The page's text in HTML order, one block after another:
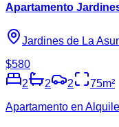
Apartamento
Jardines de La
$580
2
2 2 75m²
Apartamento en